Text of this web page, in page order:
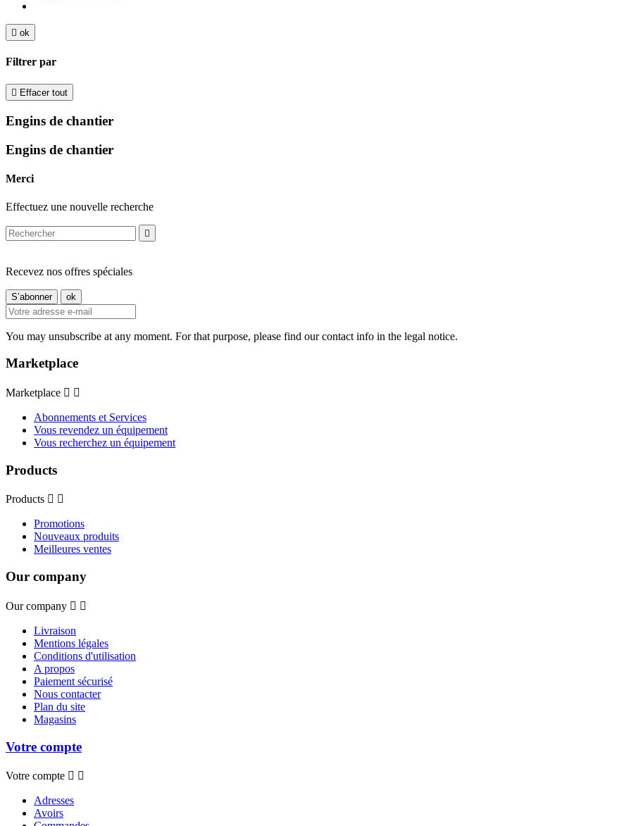
 ok
Filtrer par
 Effacer tout
Engins de chantier
Engins de chantier
Merci
Effectuez une nouvelle recherche

Recevez nos offres spéciales
You may unsubscribe at any moment. For that purpose, please find our contact info in the legal notice.
Marketplace
Marketplace  
Abonnements et Services
Vous revendez un équipement
Vous recherchez un équipement
Products
Products  
Promotions
Nouveaux produits
Meilleures ventes
Our company
Our company  
Livraison
Mentions légales
Conditions d'utilisation
A propos
Paiement sécurisé
Nous contacter
Plan du site
Magasins
Votre compte
Votre compte  
Adresses
Avoirs